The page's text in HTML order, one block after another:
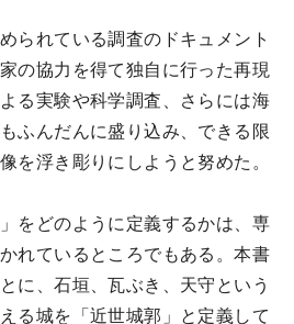
られている調査のドキュメント
の協力を得て独自に行った再現
る実験や科学調査、さらには海
ふんだんに盛り込み、できる限
を浮き彫りにしようと努めた。
をどのように定義するかは、専
れているところでもある。本書
に、石垣、瓦ぶき、天守という
る城を「近世城郭」と定義して